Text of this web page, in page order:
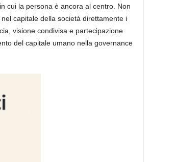
cui la persona è ancora al centro. Non
capitale della società direttamente i
visione condivisa e partecipazione
del capitale umano nella governance